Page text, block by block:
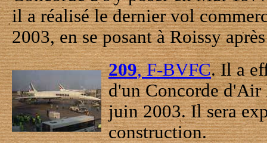
il a réalisé le dernier vol
2003, en se posant à Roissy
209, F-BVFC. Il a
d'un Concorde d'Air
juin 2003. Il sera
construction.